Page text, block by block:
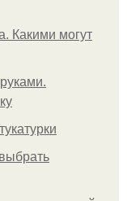
Какими могут